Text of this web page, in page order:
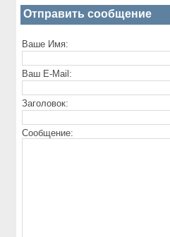
Отправить сообщение
Ваше Имя:
Ваш E-Mail:
Заголовок:
Сообщение: